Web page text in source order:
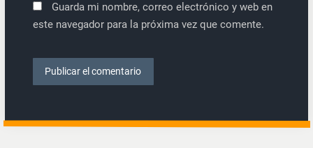
Guarda mi nombre, correo electrónico y web en
este navegador para la próxima vez que comente.